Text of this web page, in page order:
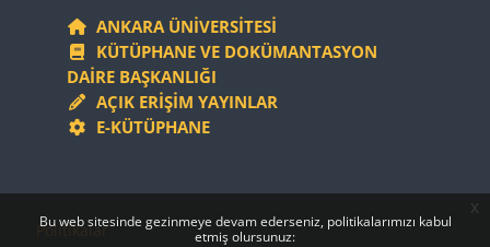
Bu web sitesinde gezinmeye devam ederseniz, politikalarımızı kabul
etmiş olursunuz:
x
ANKARA ÜNIVERSITESI
KÜTÜPHANE VE DOKÜMANTASYON
DAIRE BAŞKANLIĞI
AÇIK ERIŞIM YAYINLAR
E-KÜTÜPHANE
Bloklar
Bloklar
Politikalar